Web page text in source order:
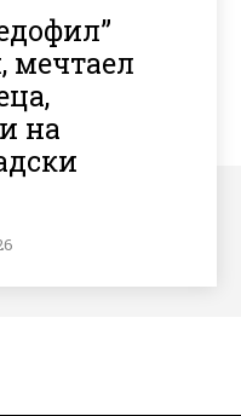
мечтаел
на